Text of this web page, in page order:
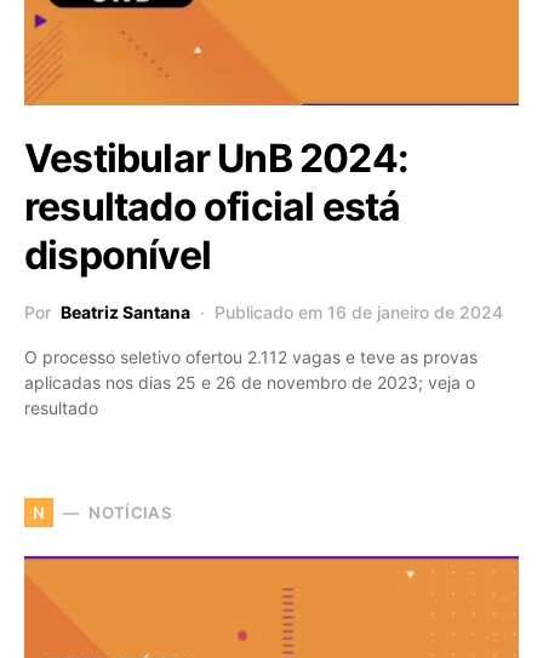
Vestibular UnB 2024:
resultado oficial está
disponível
Por Beatriz Santana Publicado em 16 de janeiro de 2024
O processo seletivo ofertou 2.112 vagas e teve as provas
aplicadas nos dias 25 e 26 de novembro de 2023; veja o
resultado
N NOTÍCIAS